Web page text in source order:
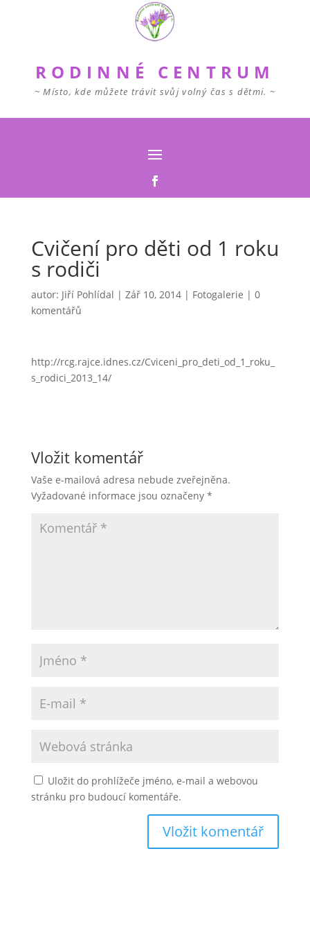
RODINNÉ CENTRUM
~ Místo, kde můžete trávit svůj volný čas s dětmi. ~
Cvičení pro děti od 1 roku
s rodiči
autor: Jiří Pohlídal | Zář 10, 2014| Fotogalerie | 0
komentářů
http://rcg.rajce.idnes.cz/Cviceni_pro_deti_od_1_roku_
s_rodici_2013_14/
Vložit komentář
Vaše e-mailová adresa nebude zveřejněna.
Vyžadované informace jsou označeny *
Uložit do prohlížeče jméno, e-mail a webovou
stránku pro budoucí komentáře.